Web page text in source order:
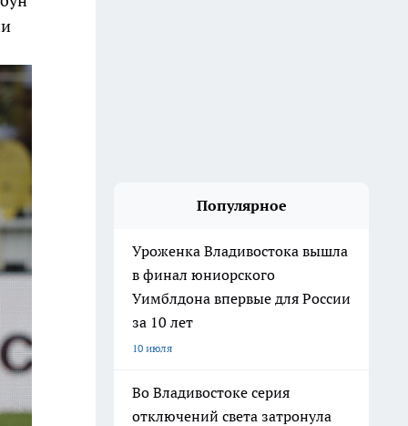
Популярное
Уроженка Владивостока вышла
в финал юниорского
Уимблдона впервые для России
за 10 лет
10 июля
Во Владивостоке серия
отключений света затронула